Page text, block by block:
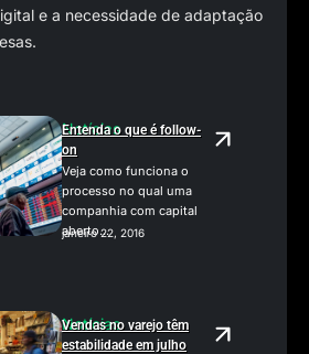
e a necessidade de adaptação
Notícias
Entenda o que é follow-
on
Veja como funciona o
processo no qual uma
companhia com capital
aberto...
janeiro 22, 2016
Notícias
Vendas no varejo têm
estabilidade em julho